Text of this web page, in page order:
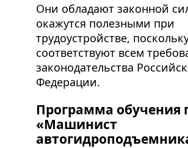
Они обладают законной
окажутся полезными при
трудоустройстве,
соответствуют всем
законодательства
Федерации.
Программа обучения
«Машинист